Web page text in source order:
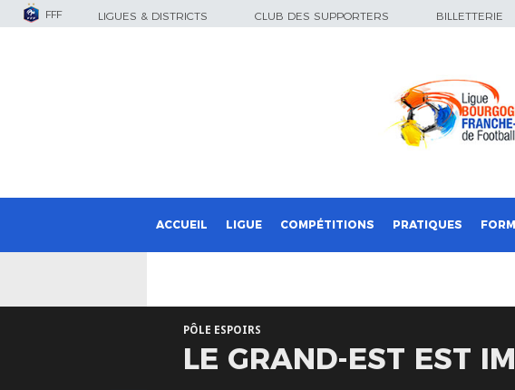
FFF LIGUES & DISTRICTS CLUB DES SUPPORTERS BILLETTERIE
ACCUEIL LIGUE COMPÉTITIONS PRATIQUES
PÔLE ESPOIRS
LE GRAND-EST EST